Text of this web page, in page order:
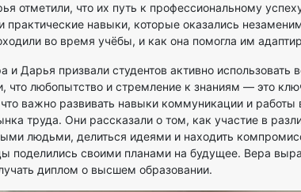
отметили, что их путь к профессиональному
практические навыки, которые оказались
во время учёбы, и как она помогла им
и Дарья призвали студентов активно
что любопытство и стремление к знаниям — это
важно развивать навыки коммуникации и
труда. Они рассказали о том, как участие в
людьми, делиться идеями и находить
поделились своими планами на будущее. Вера
диплом о высшем образовании.